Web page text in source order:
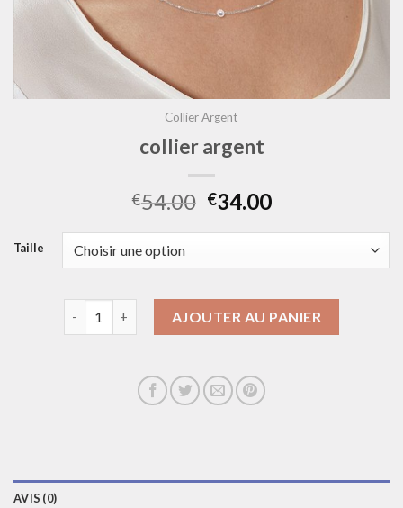
Collier Argent
collier argent
€54.00 €34.00
Taille
AJOUTER AU PANIER
AVIS (0)